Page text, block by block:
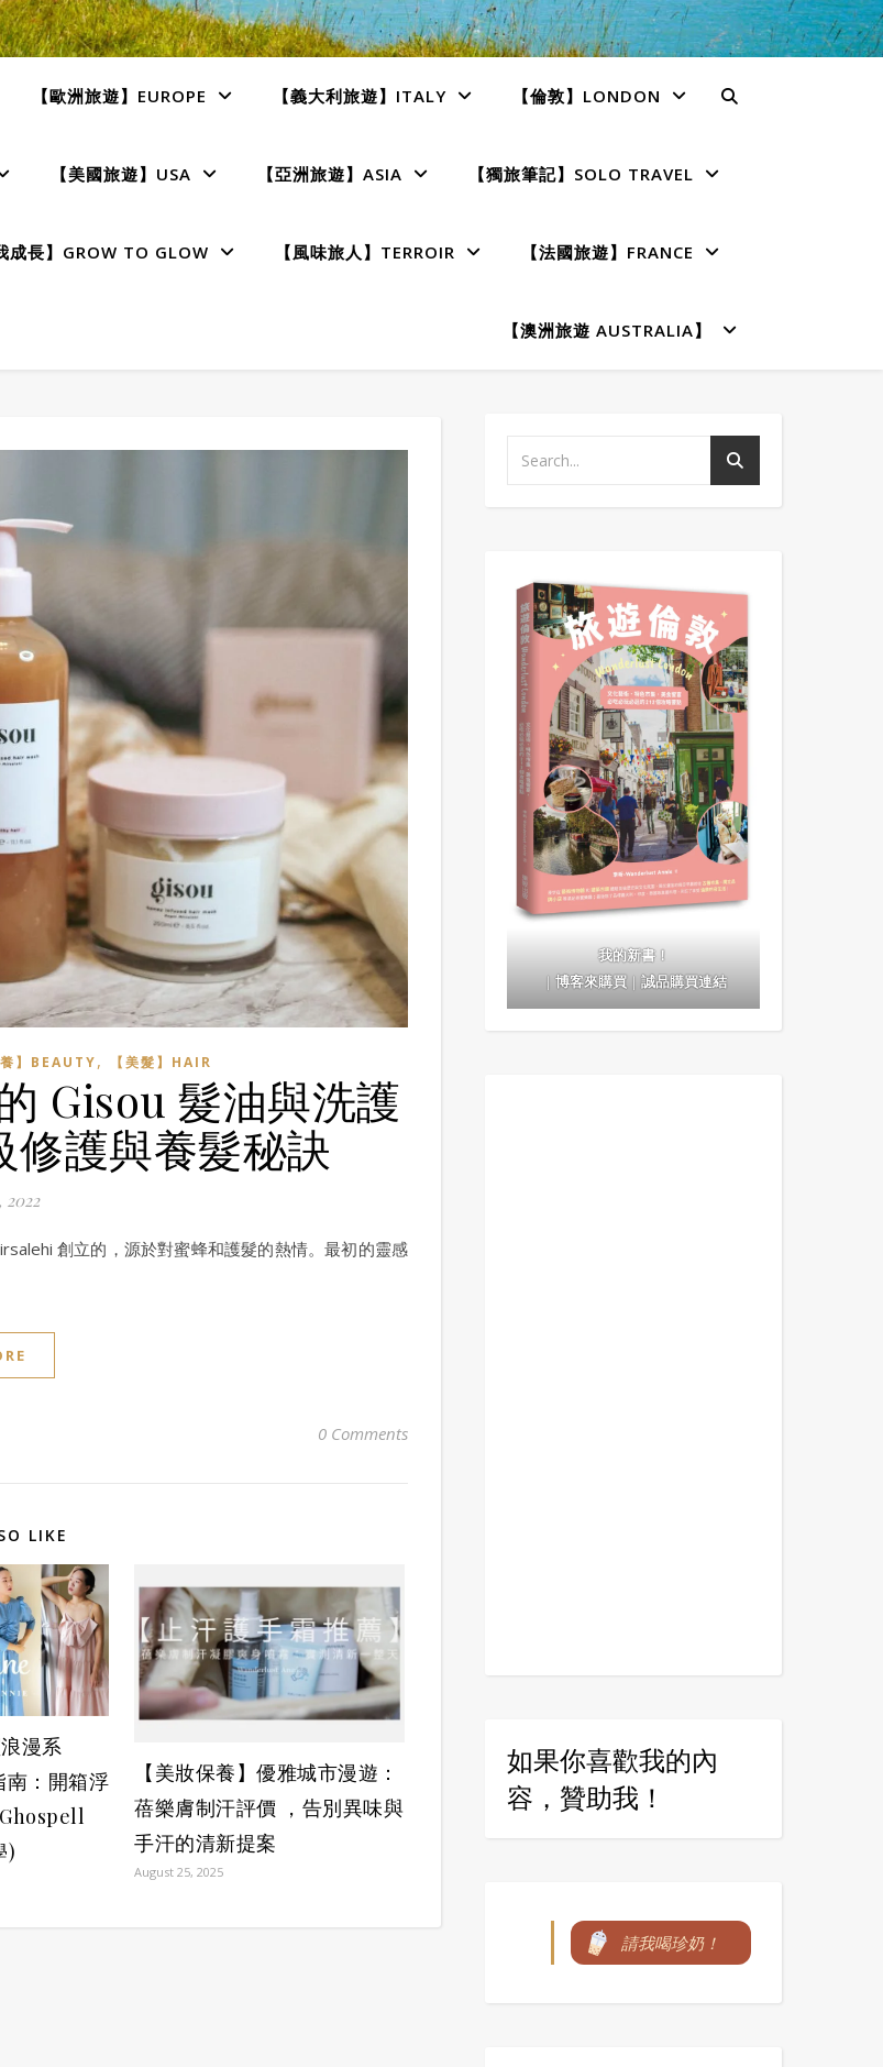
【歐洲旅遊】EUROPE 【義大利旅遊】ITALY 【倫敦】LONDON
【美國旅遊】USA 【亞洲旅遊】ASIA 【獨旅筆記】SOLO TRAVEL
成長】GROW TO GLOW 【風味旅人】TERROIR 【法國旅遊】FRANCE
【澳洲旅遊 AUSTRALIA】
養】BEAUTY, 【美髮】HAIR
Gisou 髮油與洗護
修護與養髮秘訣
2022
創立的，源於對蜜蜂和護髮的熱情。最初的靈感
0 Comments
LIKE
漫系
南：開箱浮
)
【美妝保養】優雅城市漫遊：
蓓樂膚制汗評價 ，告別異味與
手汗的清新提案
August 25, 2025
我的新書！
｜博客來購買｜誠品購買連結
如果你喜歡我的內
容，贊助我！
請我喝珍奶！